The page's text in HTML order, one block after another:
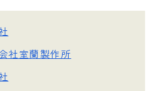
社室蘭製作所